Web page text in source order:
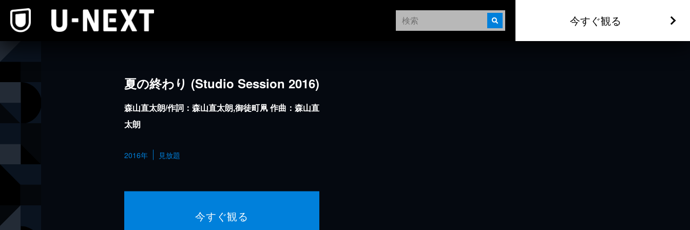
今すぐ観る
夏の終わり (Studio Session 2016)
森山直太朗/作詞：森山直太朗,御徒町凧 作曲：森山直
太朗
2016年 見放題
今すぐ観る